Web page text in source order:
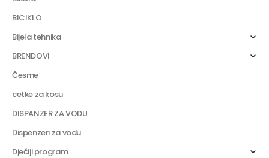
BICIKLO
Bijela tehnika
BRENDOVI
Česme
cetke za kosu
DISPANZER ZA VODU
Dispenzeri za vodu
Dječiji program